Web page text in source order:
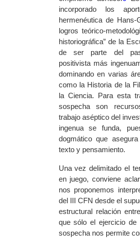
incorporado los
hermenéutica de
logros teórico-
historiográfica” de la
de ser parte del
positivista más
dominando en varias
como la Historia de la
la Ciencia. Para esta
sospecha son
trabajo aséptico del
ingenua se funda,
dogmático que
texto y pensamiento.
Una vez delimitado el
en juego, conviene
nos proponemos
del III CFN desde el
estructural relación
que sólo el ejercicio de
sospecha nos permite